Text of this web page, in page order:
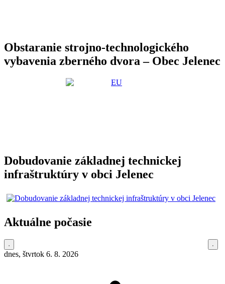
Obstaranie strojno-technologického
vybavenia zberného dvora – Obec Jelenec
Dobudovanie základnej technickej
infraštruktúry v obci Jelenec
Aktuálne počasie
dnes, štvrtok 6. 8. 2026